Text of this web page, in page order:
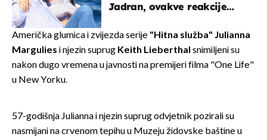
Jadran, ovakve reakcije
Američka glumica i zvijezda serije "Hitna služba" Julianna
Margulies i njezin suprug Keith Lieberthal snimiljeni su
nakon dugo vremena u javnosti na premijeri filma "One Life"
u New Yorku.
57-godišnja Julianna i njezin suprug odvjetnik pozirali su
nasmijani na crvenom tepihu u Muzeju židovske baštine u